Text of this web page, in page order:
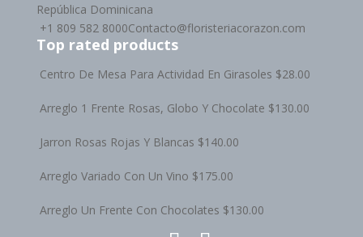
República Dominicana
+1 809 582 8000Contacto@floristeriacorazon.com
Top rated products
Centro De Mesa Para Actividad En Girasoles $28.00
Arreglo 1 Frente Rosas, Globo Y Chocolate $130.00
Jarron Rosas Rojas Y Blancas $140.00
Arreglo Variado Con Un Vino $175.00
Arreglo Un Frente Con Chocolates $130.00